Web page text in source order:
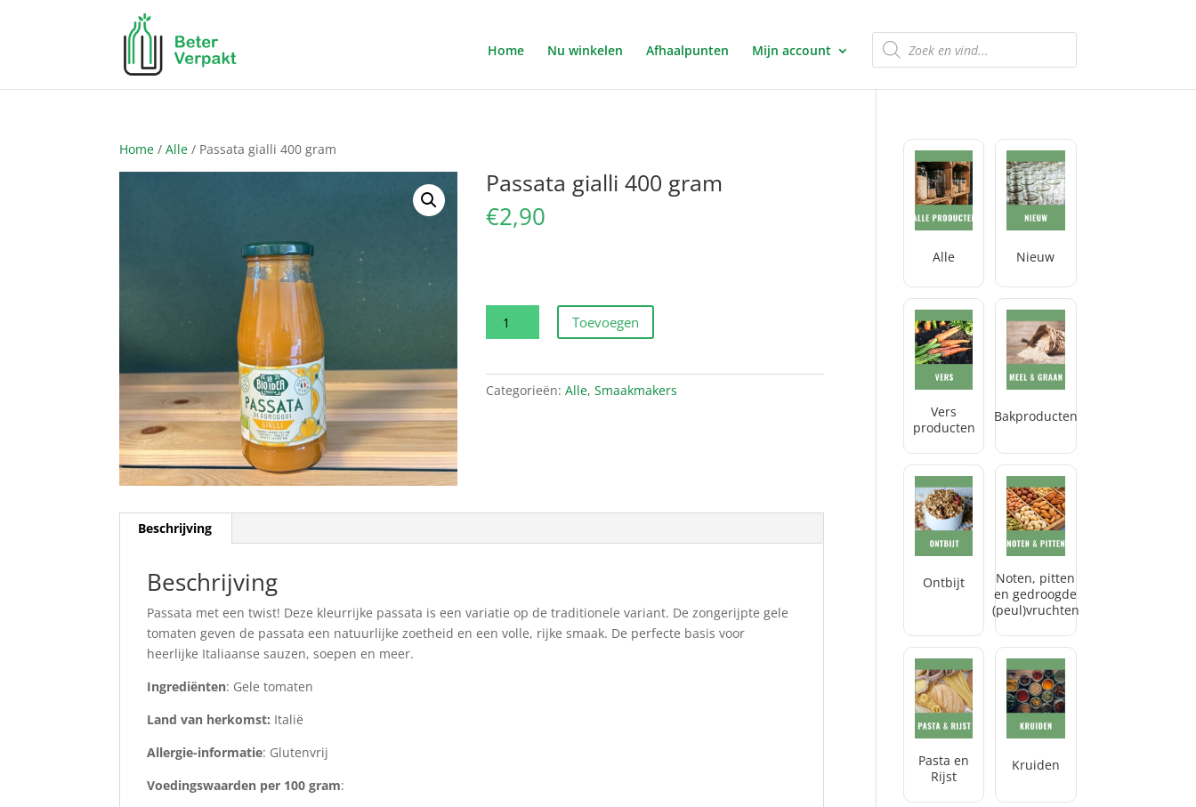
Home Nu winkelen Afhaalpunten Mijn account
Producten
zoeken
Home /Alle / Passata gialli 400 gram
Passata gialli 400 gram
€2,90
Passata
gialli
gram
aantal
Toevoegen
Categorieën:Alle,Smaakmakers
Beschrijving
Beschrijving
Passata met een twist! Deze kleurrijke passata is een variatie op de traditionele variant. De zongerijpte gele
tomaten geven de passata een natuurlijke zoetheid en een volle, rijke smaak. De perfecte basis voor
heerlijke Italiaanse sauzen, soepen en meer.
Ingrediënten: Gele tomaten
Land van herkomst: Italië
Allergie-informatie: Glutenvrij
Voedingswaarden per 100 gram:
Alle Nieuw
Vers
producten
Bakproducten
Ontbijt
Noten, pitten
en gedroogde
(peul)vruchten
Pasta en
Rijst
Kruiden